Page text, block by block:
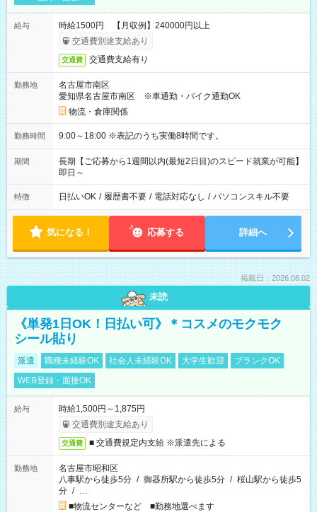
給与
時給1500円 【月収例】240000円以上
交通費別途支給あり
交通費 交通費支給有り
勤務地
名古屋市南区
愛知県名古屋市南区 ※車通勤・バイク通勤OK
物流・倉庫関係
勤務時間 9:00～18:00 ※表記のうち実働8時間です。
期間
長期【ご応募から1週間以内(最短2日目)のスピード就業が可能】
即日～
特徴 日払いOK / 履歴書不要 / 電話対応なし / パソコンスキル不要
気になる！ 応募する 詳細へ
掲載日：2026.08.02
未読
《単発1日OK！日払い可》＊コスメのモクモク
シール貼り
派遣 職種未経験OK 社会人未経験OK 大学生歓迎
ブランクOK
WEB登録・面接OK
給与
時給1,500円～1,875円
交通費別途支給あり
交通費 ■ 交通費規定内支給 ※派遣先による
勤務地
名古屋市昭和区
八事駅から徒歩5分 / 御器所駅から徒歩5分 / 桜山駅から徒歩5
分 / …
■物流センターなど ■勤務地選べます